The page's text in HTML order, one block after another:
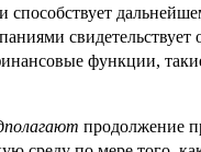
способствует
функции,
продолжение